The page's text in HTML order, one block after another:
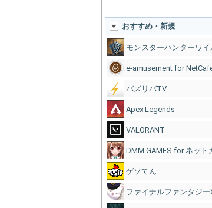
おすすめ・新規
モンスターハンターワイ
e-amusement for
バズリバTV
Apex Legends
VALORANT
DMM GAMES for ネット
ゲソてん
ファイナルファンタジー